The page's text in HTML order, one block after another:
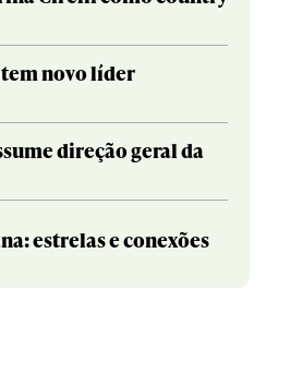
novo líder
direção geral da
estrelas e conexões